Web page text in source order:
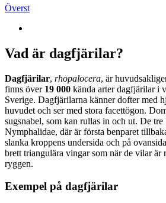
Överst
Vad är dagfjärilar?
Dagfjärilar, rhopalocera, är
finns över 19 000 kända arter dagfjärilar i
Sverige. Dagfjärilarna känner dofter med
huvudet och ser med stora facettögon.
sugsnabel, som kan rullas in och ut. De tre
Nymphalidae, där är första benparet
slanka kroppens undersida och på
brett triangulära vingar som när de vilar är
ryggen.
Exempel på dagfjärilar